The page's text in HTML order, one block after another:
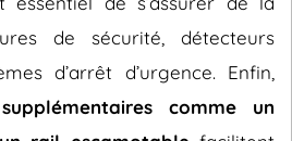
de sécurité, détecteurs
d’arrêt d’urgence. Enfin,
comme un